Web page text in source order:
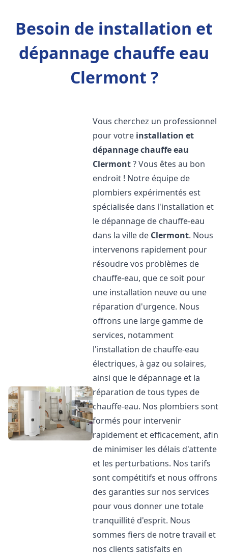
Besoin de installation et
dépannage chauffe eau
Clermont ?
Vous cherchez un professionnel
pour votre installation et
dépannage chauffe eau
Clermont? Vous êtes au bon
endroit ! Notre équipe de
plombiers expérimentés est
spécialisée dans l'installation et
le dépannage de chauffe-eau
dans la ville de Clermont. Nous
intervenons rapidement pour
résoudre vos problèmes de
chauffe-eau, que ce soit pour
une installation neuve ou une
réparation d'urgence. Nous
offrons une large gamme de
services, notamment
l'installation de chauffe-eau
électriques, à gaz ou solaires,
ainsi que le dépannage et la
réparation de tous types de
chauffe-eau. Nos plombiers sont
formés pour intervenir
rapidement et efficacement, afin
de minimiser les délais d'attente
et les perturbations. Nos tarifs
sont compétitifs et nous offrons
des garanties sur nos services
pour vous donner une totale
tranquillité d'esprit. Nous
sommes fiers de notre travail et
nos clients satisfaits en